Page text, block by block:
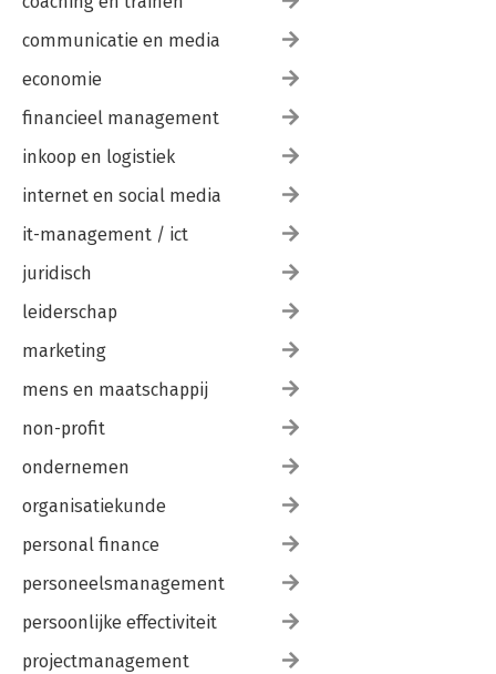
communicatie en media
economie
financieel management
inkoop en logistiek
internet en social media
it-management / ict
juridisch
leiderschap
marketing
mens en maatschappij
non-profit
ondernemen
organisatiekunde
personal finance
personeelsmanagement
persoonlijke effectiviteit
projectmanagement